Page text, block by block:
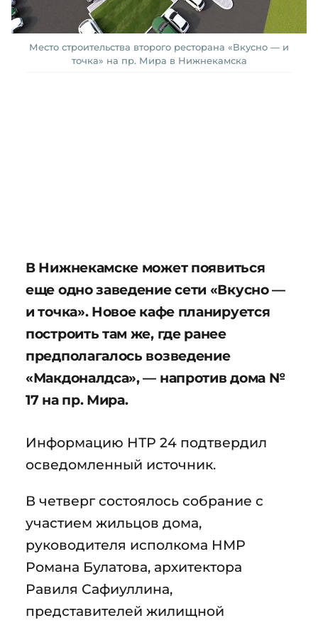
Место строительства второго ресторана «Вкусно — и
точка» на пр. Мира в Нижнекамска
В Нижнекамске может появиться
еще одно заведение сети «Вкусно —
и точка». Новое кафе планируется
построить там же, где ранее
предполагалось возведение
«Макдоналдса», — напротив дома №
17 на пр. Мира.
Информацию НТР 24 подтвердил
осведомленный источник.
В четверг состоялось собрание с
участием жильцов дома,
руководителя исполкома НМР
Романа Булатова, архитектора
Равиля Сафиуллина,
представителей жилищной